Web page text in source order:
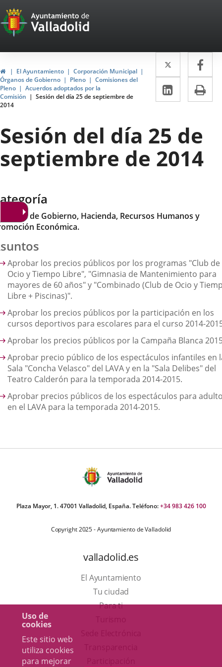
Uso de
cookies
Este sitio web
utiliza cookies
para mejorar
Portal
Web
del
Ayuntamiento
de
Valladolid
InicioEl Ayuntamiento
Corporación Municipal
Órganos de Gobierno
Pleno
Comisiones del
Pleno
Acuerdos adoptados por la
Comisión
Sesión del día 25 de septiembre de
2014
Twitter
Enlace
a
una
externa.
a
LinkedIn
Enlace
a
externa.
Sesión del día 25 de
septiembre de 2014
de Gobierno, Hacienda, Recursos Humanos y
Económica.
Aprobar los precios públicos por los programas "Club de
Ocio y Tiempo Libre", "Gimnasia de Mantenimiento para
mayores de 60 años" y "Combinado (Club de Ocio y
Libre + Piscinas)".
Aprobar los precios públicos por la participación en los
cursos deportivos para escolares para el curso 2014-
Aprobar los precios públicos por la Campaña Blanca
Aprobar precio público de los espectáculos infantiles en
Sala "Concha Velasco" del LAVA y en la "Sala Delibes" del
Teatro Calderón para la temporada 2014-2015.
Aprobar precios públicos de los espectáculos para
en el LAVA para la temporada 2014-2015.
Plaza Mayor, 1. 47001 Valladolid, España. Teléfono:+34 983 426 100
Copyright 2025 - Ayuntamiento de Valladolid
valladolid.es
El Ayuntamiento
Tu ciudad
Para ti